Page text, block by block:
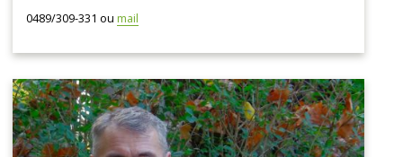
0489/309-331 ou mail